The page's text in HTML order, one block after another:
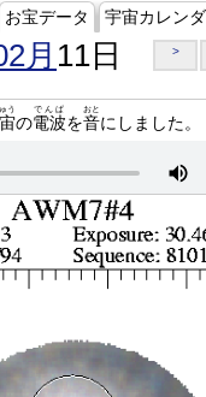
お宝データ 宇宙カレン
月 11日 >
う
の電波
でんぱ
を音
おと
にしました。